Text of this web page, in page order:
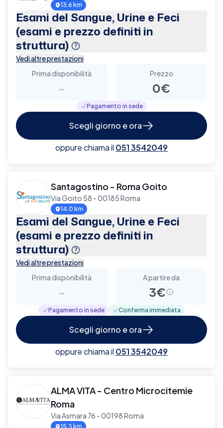
13.6 km
Esami del Sangue, Urine e Feci
(esami e prezzo definiti in
struttura)
Vedi altre prestazioni
Prima disponibilità
-
Prezzo
0€
Pagamento in sede
Scegli giorno e ora
oppure chiama il 051 3542049
Santagostino - Roma Goito
Via Goito 58 - 00185 Roma
14.0 km
Esami del Sangue, Urine e Feci
(esami e prezzo definiti in
struttura)
Vedi altre prestazioni
Prima disponibilità
-
A partire da
3€
Pagamento in sede Conferma immediata
Scegli giorno e ora
oppure chiama il 051 3542049
ALMA VITA - Centro Microcitemie
Roma
Via Asmara 76 - 00198 Roma
15.3 km